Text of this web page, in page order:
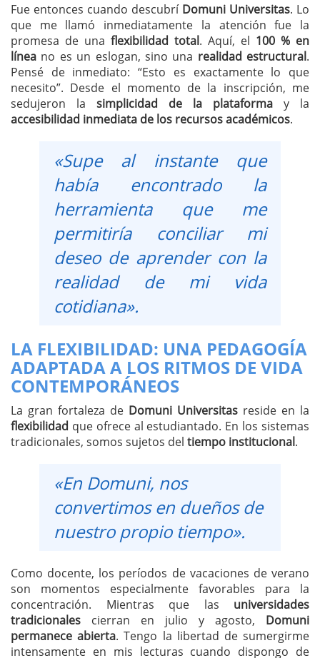
Fue entonces cuando descubrí Domuni Universitas. Lo
que me llamó inmediatamente la atención fue la
promesa de una flexibilidad total. Aquí, el 100 % en
línea no es un eslogan, sino una realidad estructural.
Pensé de inmediato: “Esto es exactamente lo que
necesito”. Desde el momento de la inscripción, me
sedujeron la simplicidad de la plataforma y la
accesibilidad inmediata de los recursos académicos.
«Supe al instante que
había encontrado la
herramienta que me
permitiría conciliar mi
deseo de aprender con la
realidad de mi vida
cotidiana».
LA FLEXIBILIDAD: UNA PEDAGOGÍA
ADAPTADA A LOS RITMOS DE VIDA
CONTEMPORÁNEOS
La gran fortaleza de Domuni Universitas reside en la
flexibilidad que ofrece al estudiantado. En los sistemas
tradicionales, somos sujetos del tiempo institucional.
«En Domuni, nos
convertimos en dueños de
nuestro propio tiempo».
Como docente, los períodos de vacaciones de verano
son momentos especialmente favorables para la
concentración. Mientras que las universidades
tradicionales cierran en julio y agosto, Domuni
permanece abierta. Tengo la libertad de sumergirme
intensamente en mis lecturas cuando dispongo de